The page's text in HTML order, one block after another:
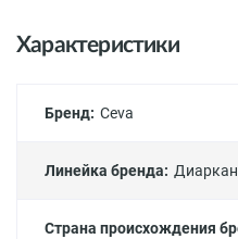
Характеристики
Бренд: Ceva
Линейка бренда: Диаркан
Страна происхождения